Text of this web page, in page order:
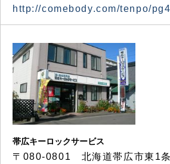
http://comebody.com/tenpo/
帯広キーロックサービス
〒080-0801 北海道帯広市東1